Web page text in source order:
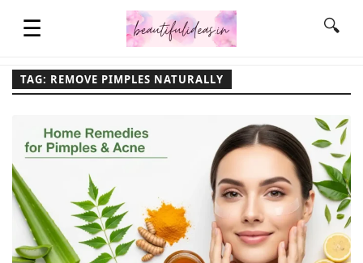
☰
QUOTES
LIFESTYLE
🔍
TAG: REMOVE PIMPLES NATURALLY